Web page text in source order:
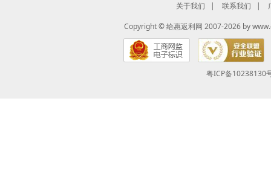
关于我们 | 联系我们 |
Copyright ©给惠返利网 2007-2026 by
粤ICP备10238130